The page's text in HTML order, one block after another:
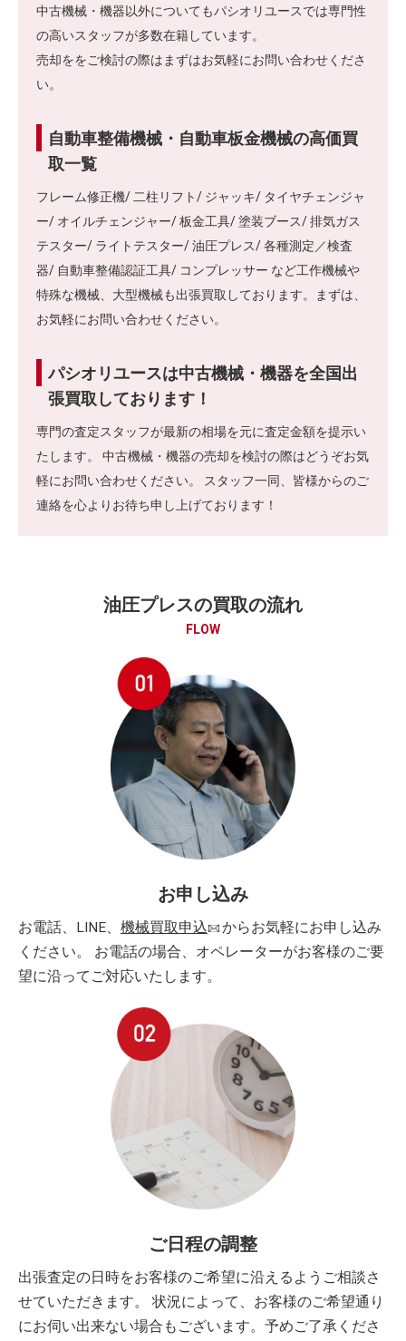
中古機械・機器以外についてもパシオリユースでは専門性
の高いスタッフが多数在籍しています。
売却ををご検討の際はまずはお気軽にお問い合わせくださ
い。
自動車整備機械・自動車板金機械の高価買
取一覧
フレーム修正機/ 二柱リフト/ ジャッキ/ タイヤチェンジャ
ー/ オイルチェンジャー/ 板金工具/ 塗装ブース/ 排気ガス
テスター/ ライトテスター/ 油圧プレス/ 各種測定／検査
器/ 自動車整備認証工具/ コンプレッサー など工作機械や
特殊な機械、大型機械も出張買取しております。まずは、
お気軽にお問い合わせください。
パシオリユースは中古機械・機器を全国出
張買取しております！
専門の査定スタッフが最新の相場を元に査定金額を提示い
たします。 中古機械・機器の売却を検討の際はどうぞお気
軽にお問い合わせください。 スタッフ一同、皆様からのご
連絡を心よりお待ち申し上げております！
油圧プレスの買取の流れ
FLOW
お申し込み
お電話、LINE、 機械買取申込
からお気軽にお申し込み
ください。 お電話の場合、オペレーターがお客様のご要
望に沿ってご対応いたします。
ご日程の調整
出張査定の日時をお客様のご希望に沿えるようご相談さ
せていただきます。 状況によって、お客様のご希望通り
にお伺い出来ない場合もございます。予めご了承くださ